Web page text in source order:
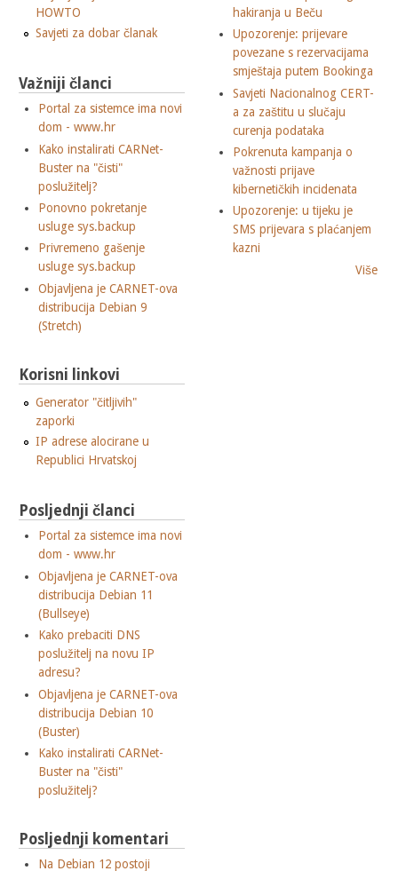
HOWTO
Savjeti za dobar članak
Važniji članci
Portal za sistemce ima novi
dom - www.hr
Kako instalirati CARNet-
Buster na "čisti"
poslužitelj?
Ponovno pokretanje
usluge sys.backup
Privremeno gašenje
usluge sys.backup
Objavljena je CARNET-ova
distribucija Debian 9
(Stretch)
Korisni linkovi
Generator "čitljivih"
zaporki
IP adrese alocirane u
Republici Hrvatskoj
Posljednji članci
Portal za sistemce ima novi
dom - www.hr
Objavljena je CARNET-ova
distribucija Debian 11
(Bullseye)
Kako prebaciti DNS
poslužitelj na novu IP
adresu?
Objavljena je CARNET-ova
distribucija Debian 10
(Buster)
Kako instalirati CARNet-
Buster na "čisti"
poslužitelj?
Posljednji komentari
Na Debian 12 postoji
hakiranja u Beču
Upozorenje: prijevare
povezane s rezervacijama
smještaja putem Bookinga
Savjeti Nacionalnog CERT-
a za zaštitu u slučaju
curenja podataka
Pokrenuta kampanja o
važnosti prijave
kibernetičkih incidenata
Upozorenje: u tijeku je
SMS prijevara s plaćanjem
kazni
Više